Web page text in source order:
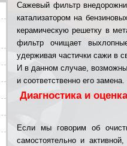
Сажевый фильтр
катализатором на
керамическую решетку в
фильтр очищает
удерживая частички сажи в
И в данном случае,
и соответственно его замена.
Диагностика и
Если мы говорим об
самостоятельно и